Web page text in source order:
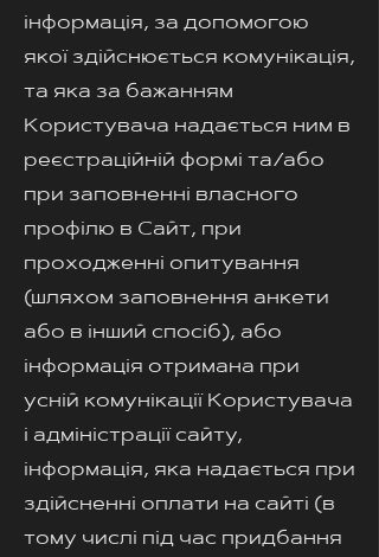
інформація, за допомогою
якої здійснюється комунікація,
та яка за бажанням
Користувача надається ним в
реєстраційній формі та/або
при заповненні власного
профілю в Сайт, при
проходженні опитування
(шляхом заповнення анкети
або в інший спосіб), або
інформація отримана при
усній комунікації Користувача
і адміністрації сайту,
інформація, яка надається при
здійсненні оплати на сайті (в
тому числі під час придбання